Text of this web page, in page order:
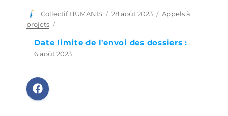
Auteur
Collectif HUMANIS
Publié
28 août 2023 Catégories
Appels à
projets
Date limite de l'envoi des dossiers :
6 août 2023